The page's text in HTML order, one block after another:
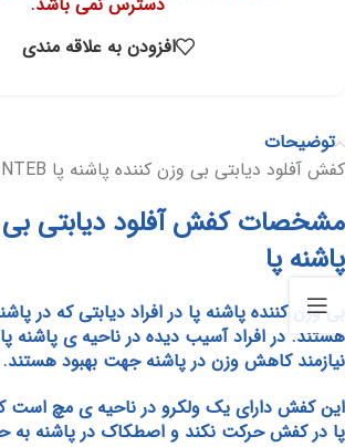
افزودن به علاقه مندی
توضیحات
کفش آفلود دیابتی بی وزن کننده پاشنه پا AMINTEB
مشخصات کفش آفلود دیابتی بی
پاشنه پا
بی وزن کننده پاشنه پا در افراد دیابتی که در
هستند. در افراد آسیب دیده در ناحیه ی پاشنه
نیازمند کاهش وزن در پاشنه جهت بهبود هستند.
این کفش دارای یک ولکرو در ناحیه ی مچ است
پا در کفش حرکت نکند و اصطکاک در پاشنه به